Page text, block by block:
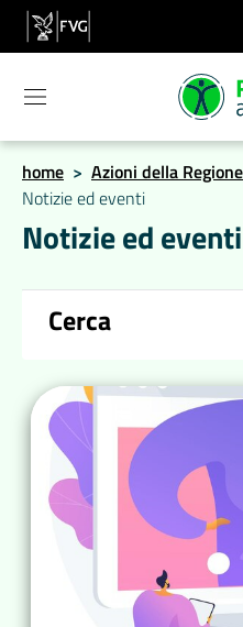
home > Azioni della
Notizie ed eventi
Notizie ed eventi
Cerca